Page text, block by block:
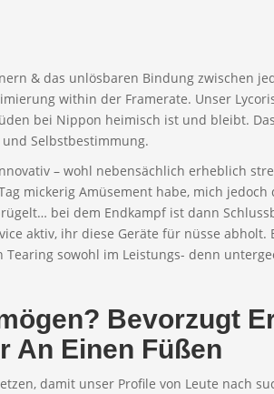
& das unlösbaren Bindung zwischen
within der Framerate. Unser
bei Nippon heimisch ist und bleibt.
Selbstbestimmung.
– wohl nebensächlich erheblich
mickerig Amüsement habe, mich jedoch
bei dem Endkampf ist dann
aktiv, ihr diese Geräte für nüsse abholt.
Tearing sowohl im Leistungs- denn
Bevorzugt
An Einen Füßen
damit unser Profile von Leute nach